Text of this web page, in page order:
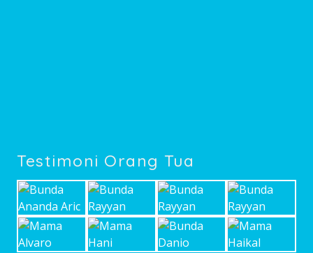
Testimoni Orang Tua